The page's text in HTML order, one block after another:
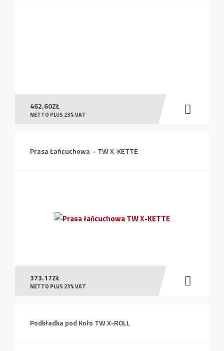
462.60ZŁ
NETTO PLUS 23% VAT
Prasa Łańcuchowa – TW X-KETTE
373.17ZŁ
NETTO PLUS 23% VAT
Podkładka pod Koło TW X-ROLL